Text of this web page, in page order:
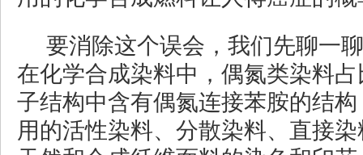
要消除这个误会，我们先聊一
在化学合成染料中，偶氮类染料
子结构中含有偶氮连接苯胺的结
用的活性染料、分散染料、直接